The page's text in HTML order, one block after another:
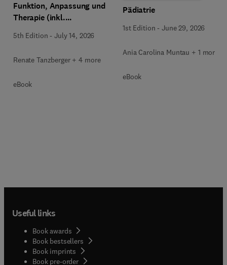
Funktion, Anpassung und
Therapie (inkl.
Download)
5th Edition -July 14, 2026
Renate Tanzberger + 4 more
eBook
Pädiatrie
1st Edition -June 29, 2026
Ania Carolina Muntau + 1 more
eBook
Useful links
Book awards
Book bestsellers
Book imprints
Book pre-order